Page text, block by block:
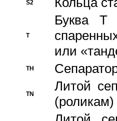
S2
T
Буква T
или
TH
TN
Литой
(роликам)